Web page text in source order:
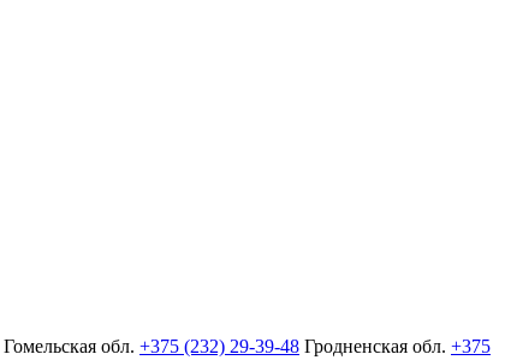
Гомельская обл. +375 (232) 29-39-48 Гродненская обл. +375